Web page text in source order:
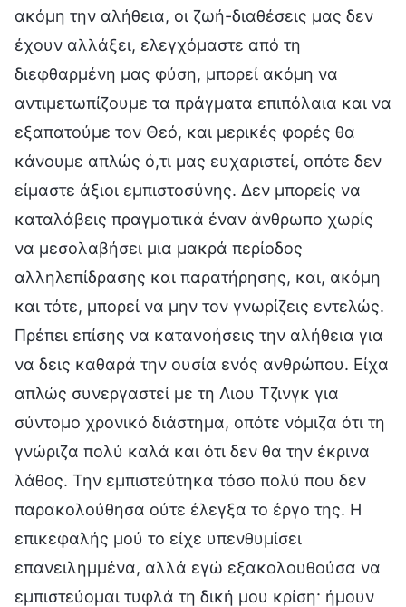
ακόμη την αλήθεια, οι ζωή-διαθέσεις μας δεν
έχουν αλλάξει, ελεγχόμαστε από τη
διεφθαρμένη μας φύση, μπορεί ακόμη να
αντιμετωπίζουμε τα πράγματα επιπόλαια και να
εξαπατούμε τον Θεό, και μερικές φορές θα
κάνουμε απλώς ό,τι μας ευχαριστεί, οπότε δεν
είμαστε άξιοι εμπιστοσύνης. Δεν μπορείς να
καταλάβεις πραγματικά έναν άνθρωπο χωρίς
να μεσολαβήσει μια μακρά περίοδος
αλληλεπίδρασης και παρατήρησης, και, ακόμη
και τότε, μπορεί να μην τον γνωρίζεις εντελώς.
Πρέπει επίσης να κατανοήσεις την αλήθεια για
να δεις καθαρά την ουσία ενός ανθρώπου. Είχα
απλώς συνεργαστεί με τη Λιου Τζινγκ για
σύντομο χρονικό διάστημα, οπότε νόμιζα ότι τη
γνώριζα πολύ καλά και ότι δεν θα την έκρινα
λάθος. Την εμπιστεύτηκα τόσο πολύ που δεν
παρακολούθησα ούτε έλεγξα το έργο της. Η
επικεφαλής μού το είχε υπενθυμίσει
επανειλημμένα, αλλά εγώ εξακολουθούσα να
εμπιστεύομαι τυφλά τη δική μου κρίση· ήμουν